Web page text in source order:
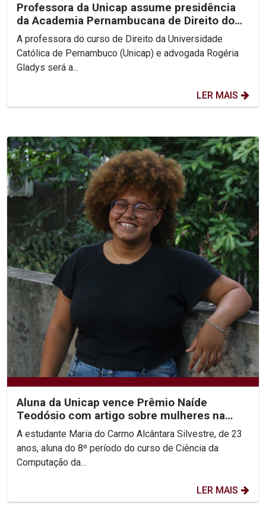
Professora da Unicap assume presidência
da Academia Pernambucana de Direito do
Trabalho
A professora do curso de Direito da Universidade
Católica de Pernambuco (Unicap) e advogada Rogéria
Gladys será a...
LER MAIS
Aluna da Unicap vence Prêmio Naíde
Teodósio com artigo sobre mulheres na
área de STEM
A estudante Maria do Carmo Alcântara Silvestre, de 23
anos, aluna do 8º período do curso de Ciência da
Computação da...
LER MAIS